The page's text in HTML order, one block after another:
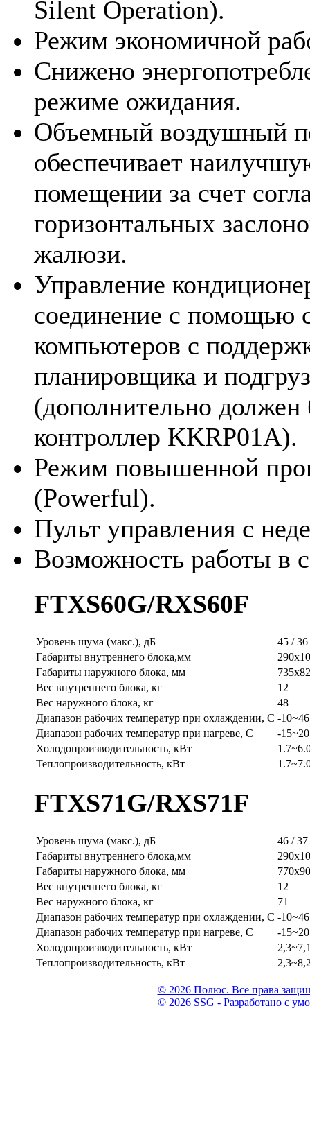
Silent Operation).
Режим экономичной
Снижено
режиме ожидания.
Объемный воздушный
обеспечивает
помещении за счет
горизонтальных
жалюзи.
Управление
соединение с помощью
компьютеров с
планировщика и
(дополнительно
контроллер KKRP01A).
Режим повышенной
(Powerful).
Пульт управления с
Возможность работы в
FTXS60G/RXS60F
Уровень шума (макс.), дБ
45 /
Габариты внутреннего блока,мм
Габариты наружного блока, мм
Вес внутреннего блока, кг
12
Вес наружного блока, кг
48
Диапазон рабочих температур при охлаждении, С -10~46
Диапазон рабочих температур при нагреве, С
-15~20
Холодопроизводительность, кВт
Теплопроизводительность, кВт
FTXS71G/RXS71F
Уровень шума (макс.), дБ
46 /
Габариты внутреннего блока,мм
Габариты наружного блока, мм
Вес внутреннего блока, кг
12
Вес наружного блока, кг
71
Диапазон рабочих температур при охлаждении, С -10~46
Диапазон рабочих температур при нагреве, С
-15~20
Холодопроизводительность, кВт
Теплопроизводительность, кВт
© 2026 Полюс. Все права
© 2026 SSG - Разработано с